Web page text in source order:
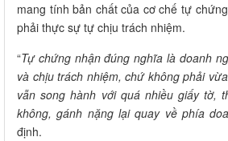
mang tính bản chất của cơ chế tự
phải thực sự tự chịu trách nhiệm.
“Tự chứng nhận đúng nghĩa là doanh
và chịu trách nhiệm, chứ không phải
vẫn song hành với quá nhiều giấy tờ,
không, gánh nặng lại quay về phía
định.